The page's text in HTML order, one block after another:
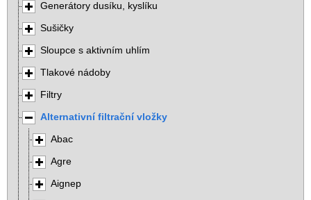
Generátory dusíku, kyslíku
Sušičky
Sloupce s aktivním uhlím
Tlakové nádoby
Filtry
Alternativní filtrační vložky
Abac
Agre
Aignep